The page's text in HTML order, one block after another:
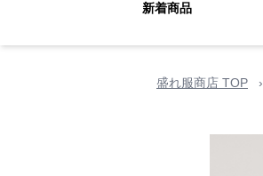
新着商品
盛れ服商店 TOP ›